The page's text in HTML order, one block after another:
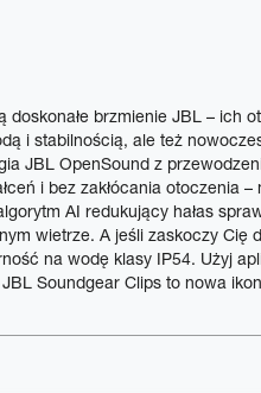
brzmienie JBL – ich
i stabilnością, ale też
JBL OpenSound z
i bez zakłócania otoczenia
AI redukujący hałas
wietrze. A jeśli zaskoczy Cię
na wodę klasy IP54. Użyj
Soundgear Clips to nowa